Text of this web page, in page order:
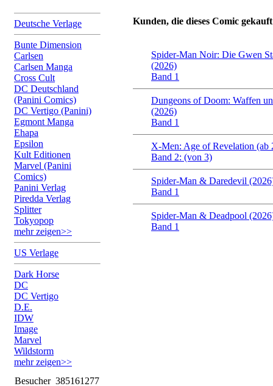
Deutsche Verlage
Bunte Dimension
Carlsen
Carlsen Manga
Cross Cult
DC Deutschland
(Panini Comics)
DC Vertigo (Panini)
Egmont Manga
Ehapa
Epsilon
Kult Editionen
Marvel (Panini
Comics)
Panini Verlag
Piredda Verlag
Splitter
Tokyopop
mehr zeigen>>
US Verlage
Dark Horse
DC
DC Vertigo
D.E.
IDW
Image
Marvel
Wildstorm
mehr zeigen>>
Besucher 385161277
Kunden, die dieses Comic
Spider-Man Noir: Die Gwen
(2026)
Band 1
Dungeons of Doom: Waffen
(2026)
Band 1
X-Men: Age of Revelation (ab
Band 2: (von 3)
Spider-Man & Daredevil
Band 1
Spider-Man & Deadpool
Band 1